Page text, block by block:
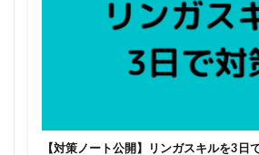
【対策ノート公開】リンガスキルを3日